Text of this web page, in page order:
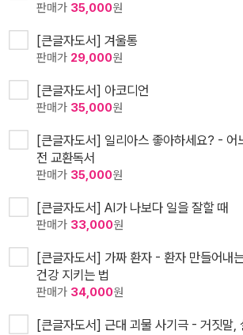
판매가 35,000원
[큰글자도서] 겨울통
판매가 29,000원
[큰글자도서] 아코디언
판매가 35,000원
[큰글자도서] 일리아스 좋아하세요? - 어
전 교환독서
판매가 35,000원
[큰글자도서] AI가 나보다 일을 잘할 때
판매가 33,000원
[큰글자도서] 가짜 환자 - 환자 만들어내
건강 지키는 법
판매가 34,000원
[큰글자도서] 근대 괴물 사기극 - 거짓말,